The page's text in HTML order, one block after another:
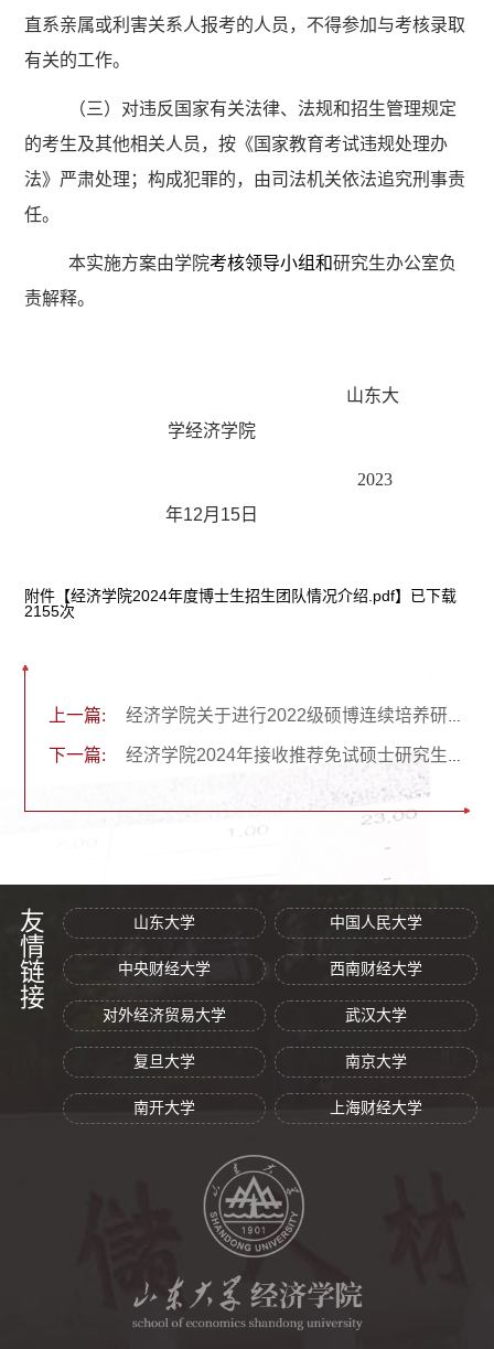
直系亲属或利害关系人报考的人员，不得参加与考核录取
有关的工作。
（三）对违反国家有关法律、法规和招生管理规定
的考生及其他相关人员，按《国家教育考试违规处理办
法》严肃处理；构成犯罪的，由司法机关依法追究刑事责
任。
本实施方案由学院考核领导小组和研究生办公室负
责解释。
山东大
学经济学院
2023
年12月 15 日
附件【经济学院2024年度博士生招生团队情况介绍.pdf】已下载
2155次
上一篇: 经济学院关于进行2022级硕博连续培养研究生转博资格考试的通知
下一篇: 经济学院2024年接收推荐免试硕士研究生和本科直博生预报名通知
友情链接 山东大学 中国人民大学
中央财经大学 西南财经大学
对外经济贸易大学 武汉大学
复旦大学 南京大学
南开大学 上海财经大学